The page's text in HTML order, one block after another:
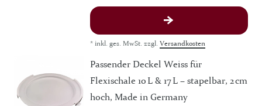
* inkl. ges. MwSt. zzgl. Versandkosten
Passender Deckel Weiss für
Flexischale 10 L & 17 L – stapelbar, 2 cm
hoch, Made in Germany